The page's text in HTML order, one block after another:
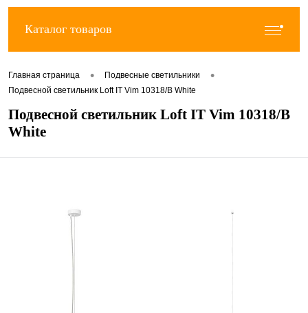
Каталог товаров
Главная страница • Подвесные светильники •
Подвесной светильник Loft IT Vim 10318/B White
Подвесной светильник Loft IT Vim 10318/B
White